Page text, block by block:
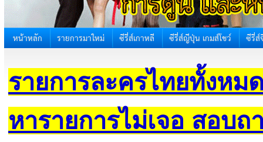
หน้าหลัก รายการมาใหม่ ซีรี่ส์เกาหลี ซีรี่ส์ญีปุ่น เกมส์โชว์ ซีรี่ส์
รายการละครไทยทั้งหม
หารายการไม่เจอ สอบถ